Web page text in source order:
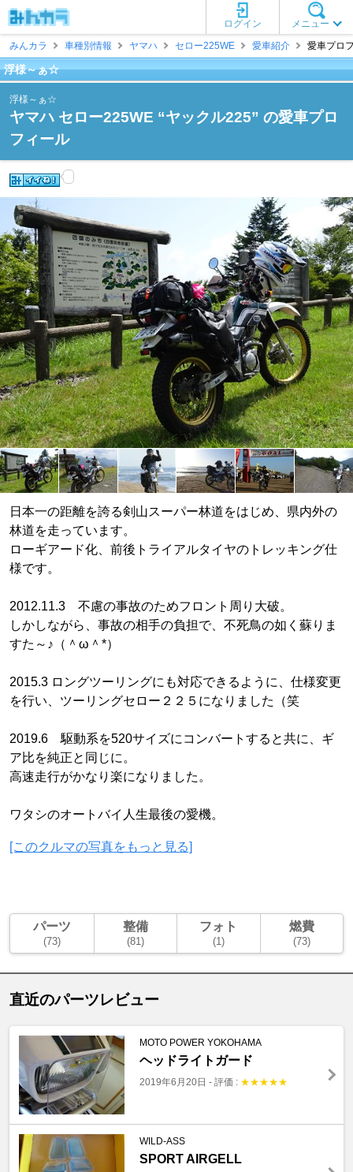
メニュー
ログイン
みんカラ
車種別情報 ヤマハ セロー225WE 愛車紹介 愛車プロ
浮様～ぁ☆
浮様～ぁ☆
ヤマハ セロー225WE “ヤックル225” の愛車プロ
フィール
日本一の距離を誇る剣山スーパー林道をはじめ、県内外の
林道を走っています。
ローギアード化、前後トライアルタイヤのトレッキング仕
様です。
2012.11.3 不慮の事故のためフロント周り大破。
しかしながら、事故の相手の負担で、不死鳥の如く蘇りま
すた～♪（＾ω＾*）
2015.3 ロングツーリングにも対応できるように、仕様変更
を行い、ツーリングセロー２２５になりました（笑
2019.6 駆動系を520サイズにコンバートすると共に、ギ
ア比を純正と同じに。
高速走行がかなり楽になりました。
ワタシのオートバイ人生最後の愛機。
[このクルマの写真をもっと見る]
パーツ
(73)
整備
(81)
フォト
(1)
燃費
(73)
直近のパーツレビュー
MOTO POWER YOKOHAMA
ヘッドライトガード
2019年6月20日 - 評価 : ★★★★★
WILD-ASS
SPORT AIRGELL